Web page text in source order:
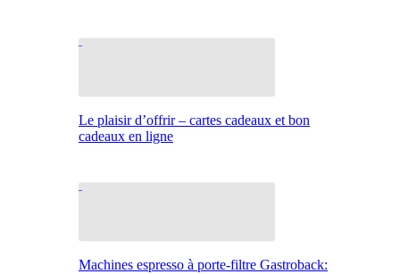
Le plaisir d’offrir – cartes cadeaux et bon
cadeaux en ligne
Machines espresso à porte-filtre Gastroback: